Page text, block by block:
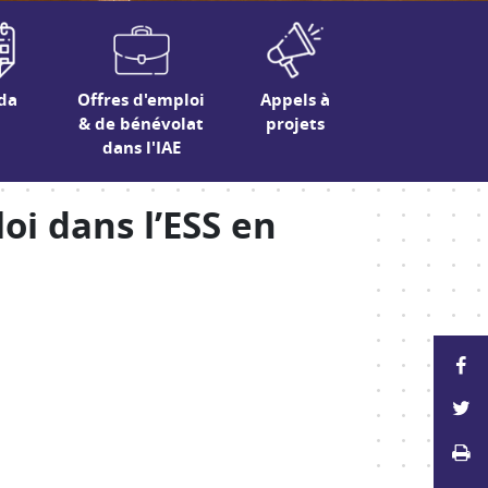
Offres d'emploi
& de bénévolat
dans l'IAE
Appels à
projets
l’ESS en